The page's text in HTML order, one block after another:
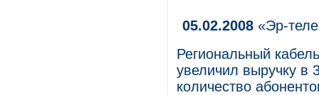
05.02.2008 «Эр-
Региональный
увеличил выручку в
количество